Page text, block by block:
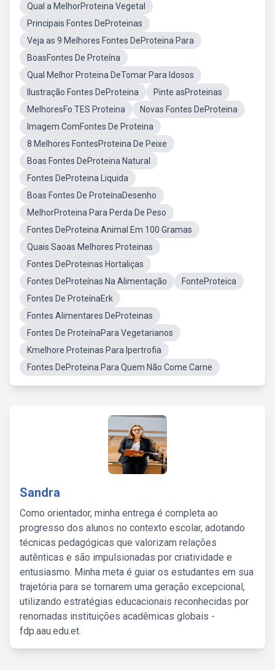
Qual a MelhorProteina Vegetal
Principais Fontes DeProteinas
Veja as 9 Melhores Fontes DeProteina Para
BoasFontes De Proteína
Qual Melhor Proteina DeTomar Para Idosos
Ilustração Fontes DeProteina
Pinte asProteinas
MelhoresFo TES Proteina
Novas Fontes DeProteina
Imagem ComFontes De Proteina
8 Melhores FontesProteina De Peixe
Boas Fontes DeProteina Natural
Fontes DeProteina Liquida
Boas Fontes De ProteínaDesenho
MelhorProteina Para Perda De Peso
Fontes DeProteina Animal Em 100 Gramas
Quais Saoas Melhores Proteinas
Fontes DeProteinas Hortaliças
Fontes DeProteínas Na Alimentação
FonteProteica
Fontes De ProteínaErk
Fontes Alimentares DeProteinas
Fontes De ProteínaPara Vegetarianos
Kmelhore Proteinas Para Ipertrofia
Fontes DeProteina Para Quem Não Come Carne
Sandra
Como orientador, minha entrega é completa ao
progresso dos alunos no contexto escolar, adotando
técnicas pedagógicas que valorizam relações
autênticas e são impulsionadas por criatividade e
entusiasmo. Minha meta é guiar os estudantes em sua
trajetória para se tornarem uma geração excepcional,
utilizando estratégias educacionais reconhecidas por
renomadas instituições acadêmicas globais -
fdp.aau.edu.et.